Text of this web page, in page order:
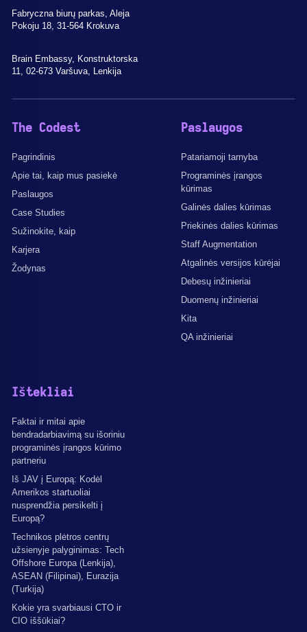
Fabryczna biurų parkas, Aleja
Pokoju 18, 31-564 Krokuva
Brain Embassy, Konstruktorska
11, 02-673 Varšuva, Lenkija
The Codest
Pagrindinis
Apie tai, kaip mus pasiekė
Paslaugos
Case Studies
Sužinokite, kaip
Karjera
Žodynas
Paslaugos
Patariamoji tarnyba
Programinės įrangos
kūrimas
Galinės dalies kūrimas
Priekinės dalies kūrimas
Staff Augmentation
Atgalinės versijos kūrėjai
Debesų inžinieriai
Duomenų inžinieriai
Kita
QA inžinieriai
Ištekliai
Faktai ir mitai apie
bendradarbiavimą su išoriniu
programinės įrangos kūrimo
partneriu
Iš JAV į Europą: Kodėl
Amerikos startuoliai
nusprendžia persikelti į
Europą?
Technikos plėtros centrų
užsienyje palyginimas: Tech
Offshore Europa (Lenkija),
ASEAN (Filipinai), Eurazija
(Turkija)
Kokie yra svarbiausi CTO ir
CIO iššūkiai?